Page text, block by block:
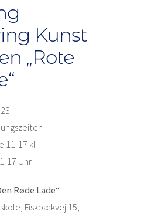
Kunst
„Rote
11-17 kl
17 Uhr
Røde Lade“
Fiskbækvej 15,